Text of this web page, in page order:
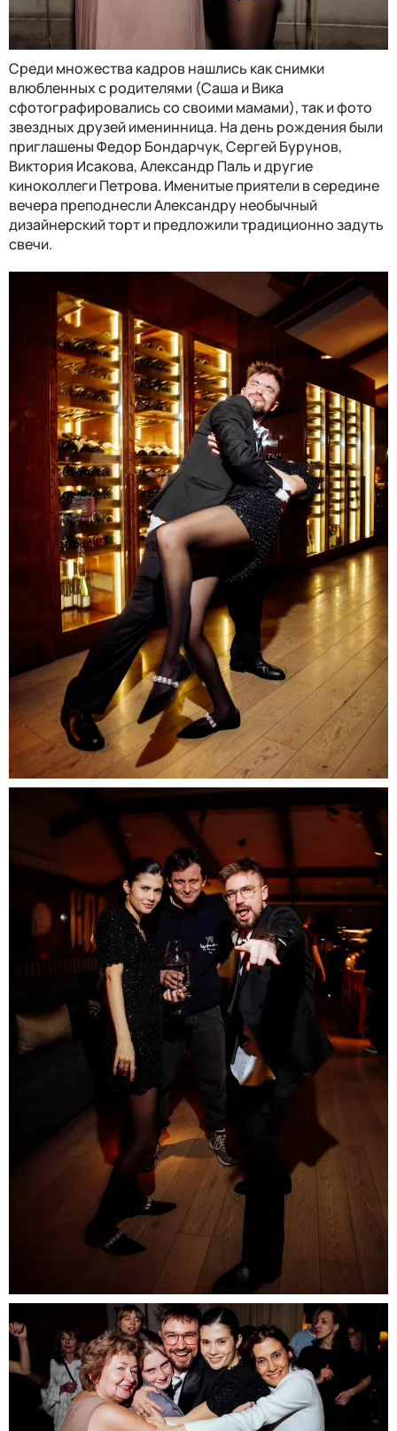
Среди множества кадров нашлись как снимки
влюбленных с родителями (Саша и Вика
сфотографировались со своими мамами), так и фото
звездных друзей именинница. На день рождения были
приглашены Федор Бондарчук, Сергей Бурунов,
Виктория Исакова, Александр Паль и другие
киноколлеги Петрова. Именитые приятели в середине
вечера преподнесли Александру необычный
дизайнерский торт и предложили традиционно задуть
свечи.